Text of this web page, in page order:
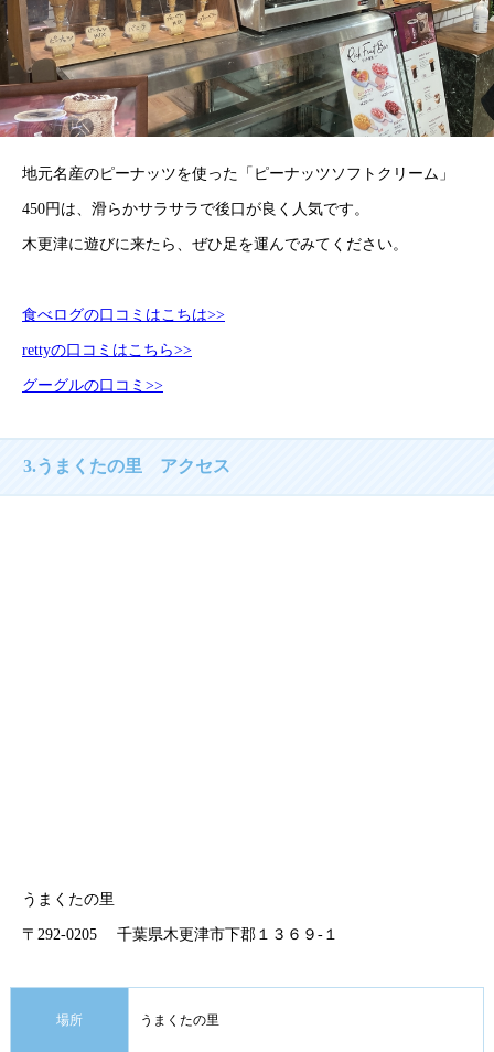
地元名産のピーナッツを使った「ピーナッツソフトクリーム」
450円は、滑らかサラサラで後口が良く人気です。
木更津に遊びに来たら、ぜひ足を運んでみてください。
食べログの口コミはこちは>>
rettyの口コミはこちら>>
グーグルの口コミ>>
3.うまくたの里 アクセス
うまくたの里
〒292-0205 千葉県木更津市下郡１３６９-１
場所 うまくたの里